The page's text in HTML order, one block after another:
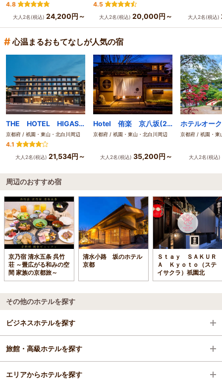
4.8
大人2名(税込) 24,200円～
4.5
大人2名(税込) 20,000円～ 大人2名(税込)
# 心温まるおもてなしが人気の宿
THE HOTEL HIGASHIYAMA KYOTO TOKYU, A Pan Pacific Hotel
京都府 / 祇園・東山・北白川周辺
4.1
大人2名(税込) 21,534円～
Hotel 侑楽 京八坂(2022年12月15日開業)
京都府 / 祇園・東山・北白川周辺
大人2名(税込) 35,200円～
京都府 / 祇園・東
大人2名(税込)
周辺のおすすめ宿
京乃宿 清水五条 呉竹
荘 ～畳広がる和みの空
間 家族の京都旅～
清水小路 坂のホテル
京都
Ｓｔａｙ ＳＡＫＵＲ
Ａ Ｋｙｏｔｏ（ステ
イサクラ）祇園北
その他のホテルを探す
ビジネスホテルを探す
京都府
祇園・東山・北白川周辺
旅館・高級ホテルを探す
京都府
エリアからホテルを探す